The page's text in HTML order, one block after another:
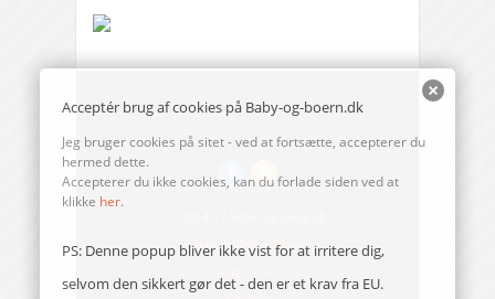
Send en mail til redaktionen
Acceptér brug af cookies på Baby-og-boern.dk
Jeg bruger cookies på sitet - ved at fortsætte, accepterer du
hermed dette.
Accepterer du ikke cookies, kan du forlade siden ved at
klikke her.
PS: Denne popup bliver ikke vist for at irritere dig,
selvom den sikkert gør det - den er et krav fra EU.